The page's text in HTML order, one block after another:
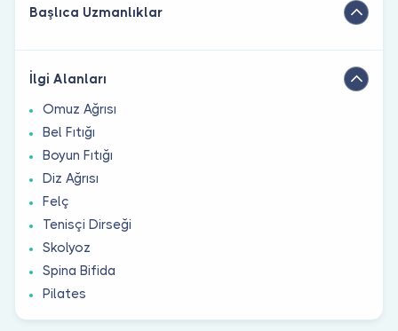
Başlıca Uzmanlıklar
İlgi Alanları
Omuz Ağrısı
Bel Fıtığı
Boyun Fıtığı
Diz Ağrısı
Felç
Tenisçi Dirseği
Skolyoz
Spina Bifida
Pilates